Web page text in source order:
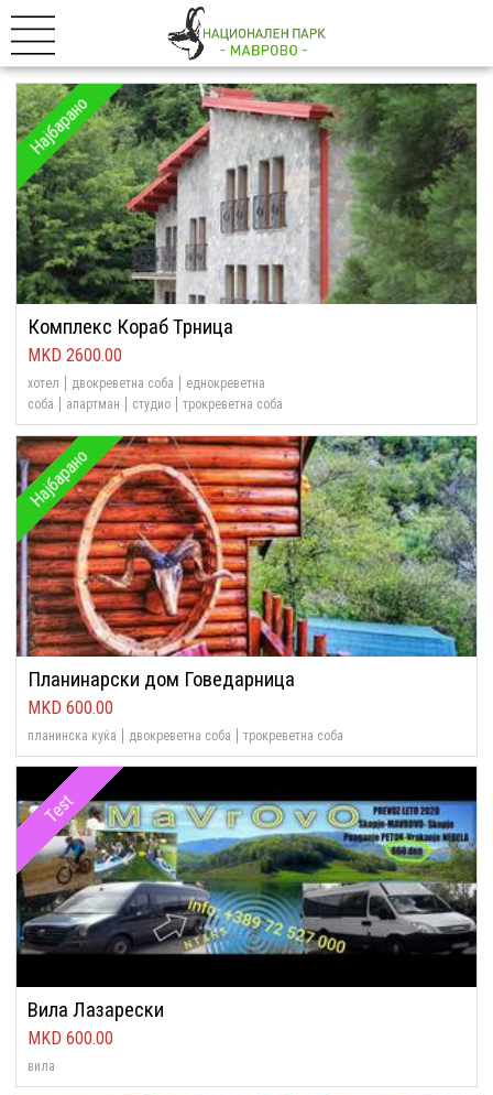
Најбарано
Комплекс Кораб Трница
2600.00
хотел двокреветна соба
еднокреветна
соба
апартман студио трокреветна соба
Најбарано
Планинарски дом Говедарница
600.00
планинска куќа двокреветна соба трокреветна соба
Test
Вила Лазарески
600.00
вила